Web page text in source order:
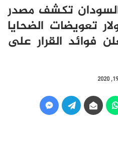
السودان تكشف مصدر
دولار تعويضات الضحايا
فوائد القرار على